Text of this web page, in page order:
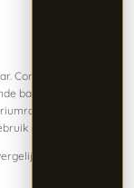
Controleer altijd of
batchinformatie
beschrijft
medisch veilig is.
deze met de